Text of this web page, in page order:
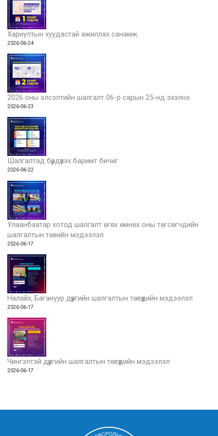
Хариултын хуудастай ажиллах санамж
2026-06-24
2026 оны элсэлтийн шалгалт 06-р сарын 25-нд эхэлнэ
2026-06-23
Шалгалтад бүрдүүлэх баримт бичиг
2026-06-22
Улаанбаатар хотод шалгалт өгөх өмнөх оны төгсөгчдийн
шалгалтын төвийн мэдээлэл
2026-06-17
Налайх, Багануур дүүргийн шалгалтын төвүүдийн мэдээлэл
2026-06-17
Чингэлтэй дүүргийн шалгалтын төвүүдийн мэдээлэл
2026-06-17